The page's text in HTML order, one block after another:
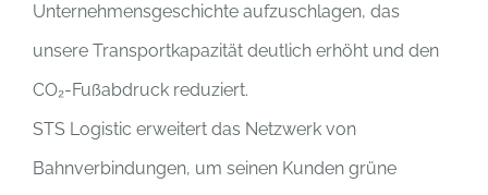
Unternehmensgeschichte aufzuschlagen, das
unsere Transportkapazität deutlich erhöht und den
CO₂-Fußabdruck reduziert.
STS Logistic erweitert das Netzwerk von
Bahnverbindungen, um seinen Kunden grüne